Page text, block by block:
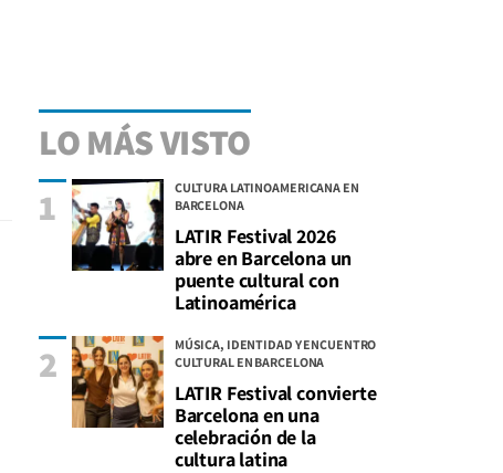
LO MÁS VISTO
CULTURA LATINOAMERICANA EN
BARCELONA
LATIR Festival 2026
abre en Barcelona un
puente cultural con
Latinoamérica
1
MÚSICA, IDENTIDAD Y ENCUENTRO
CULTURAL EN BARCELONA
LATIR Festival convierte
Barcelona en una
celebración de la
cultura latina
2